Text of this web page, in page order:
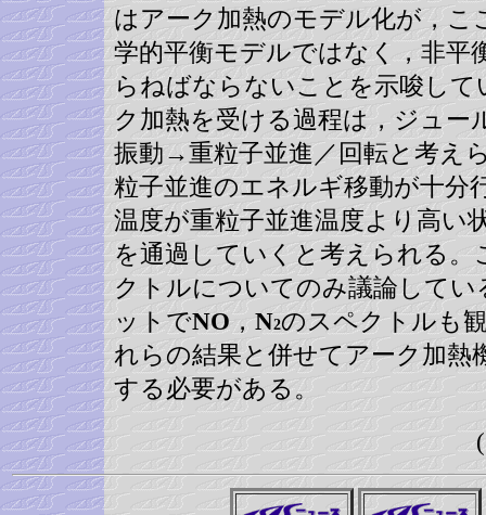
はアーク加熱のモデル化が，こ
学的平衡モデルではなく，非平
らねばならないことを示唆して
ク加熱を受ける過程は，ジュ
振動→重粒子並進／回転と考え
粒子並進のエネルギ移動が十分
温度が重粒子並進温度より高い
を通過していくと考えられる。
クトルについてのみ議論してい
ットでNO，N2のスペクトルも
れらの結果と併せてアーク加熱
する必要がある。